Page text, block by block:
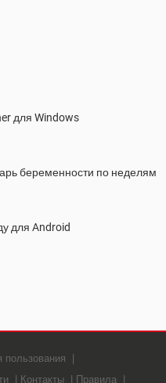
для Windows
беременности по неделям
для Android
пользования
Контакты Правила